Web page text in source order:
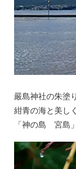
嚴島神社の朱塗
紺青の海と美し
「神の島 宮島」